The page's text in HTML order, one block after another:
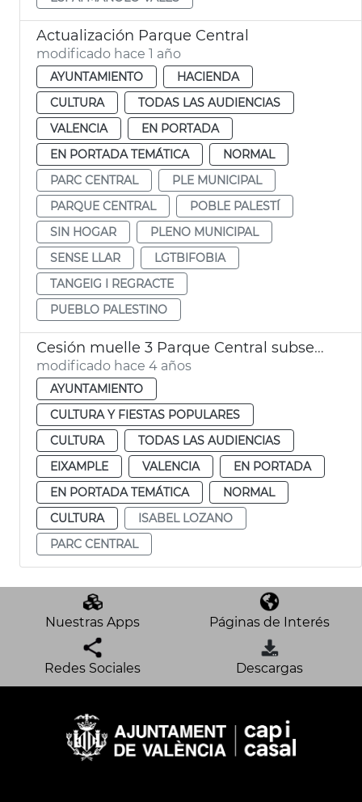
Actualización Parque Central
modificado hace 1 año
AYUNTAMIENTO
HACIENDA
CULTURA
TODAS LAS AUDIENCIAS
VALENCIA
EN PORTADA
EN PORTADA TEMÁTICA
NORMAL
PARC CENTRAL
PLE MUNICIPAL
PARQUE CENTRAL
POBLE PALESTÍ
SIN HOGAR
PLENO MUNICIPAL
SENSE LLAR
LGTBIFOBIA
TANGEIG I REGRACTE
PUEBLO PALESTINO
Cesión muelle 3 Parque Central subsede IVAM
modificado hace 4 años
AYUNTAMIENTO
CULTURA Y FIESTAS POPULARES
CULTURA
TODAS LAS AUDIENCIAS
EIXAMPLE
VALENCIA
EN PORTADA
EN PORTADA TEMÁTICA
NORMAL
CULTURA
ISABEL LOZANO
PARC CENTRAL
Nuestras Apps Páginas de Interés
Redes Sociales Descargas